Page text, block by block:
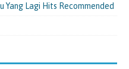
Yang Lagi Hits Recommended